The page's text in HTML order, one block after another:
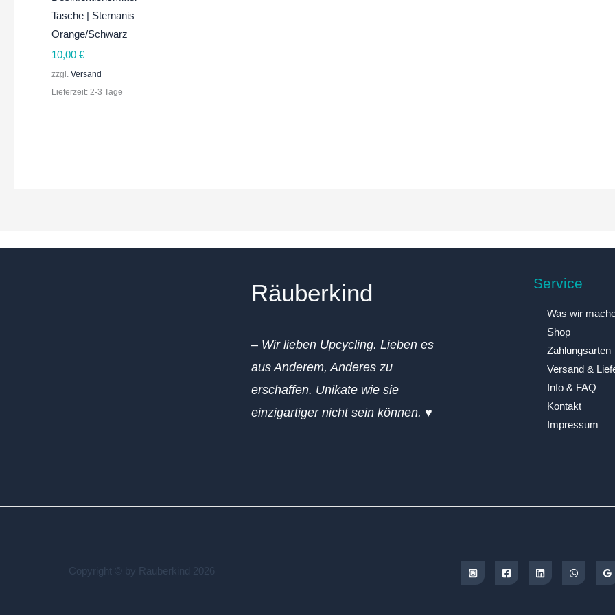
Tasche | Sternanis –
Orange/Schwarz
10,00 €
zzgl. Versand
Lieferzeit: 2-3 Tage
Räuberkind
– Wir lieben Upcycling. Lieben es
aus Anderem, Anderes zu
erschaffen. Unikate wie sie
einzigartiger nicht sein können. ♥
Service
Was wir
Shop
Zahlungsarten
Versand &
Info & FAQ
Kontakt
Impressum
Copyright © by Räuberkind 2026